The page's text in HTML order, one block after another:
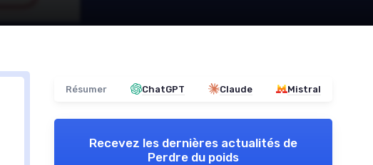
Résumer ChatGPT Claude Mistral
Recevez les dernières actualités de
Perdre du poids